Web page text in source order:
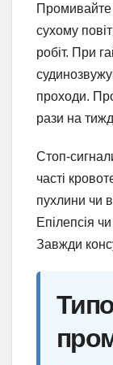
Промивайте
сухому
робіт. При
проходи.
рази на
Стоп-
часті
пухлини чи
Епілепсія
Завжди